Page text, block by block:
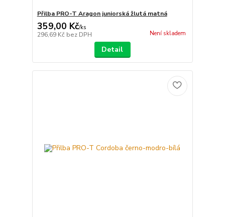
Přilba PRO-T Aragon juniorská žlutá matná
359,00 Kč/ks
296,69 Kč bez DPH Není skladem
Detail